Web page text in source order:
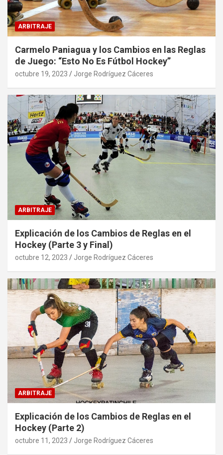
ARBITRAJE
Carmelo Paniagua y los Cambios en las Reglas
de Juego: “Esto No Es Fútbol Hockey”
octubre 19, 2023 Jorge Rodríguez Cáceres
ARBITRAJE
Explicación de los Cambios de Reglas en el
Hockey (Parte 3 y Final)
octubre 12, 2023 Jorge Rodríguez Cáceres
ARBITRAJE
Explicación de los Cambios de Reglas en el
Hockey (Parte 2)
octubre 11, 2023 Jorge Rodríguez Cáceres